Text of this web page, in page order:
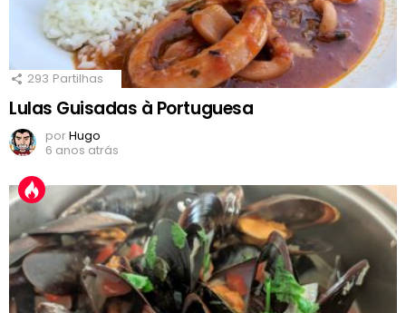
293 Partilhas
Lulas Guisadas à Portuguesa
porHugo
6 anos atrás